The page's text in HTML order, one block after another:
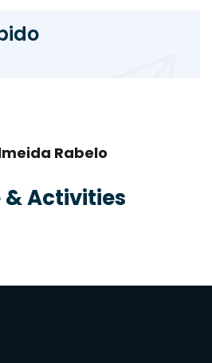
Rabelo
& Activities